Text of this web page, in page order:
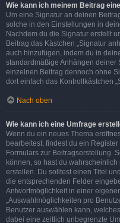
Wie kann ich meinem Beitrag
Um eine Signatur an deinen
solche in den Einstellungen in
Nachdem du die Signatur erstellt
Beitrag das Kästchen „Signatur
auch hinzufügen, indem du in
standardmäßige Anhängen deiner
einzelnen Beitrag dennoch ohne
dort einfach das Kontrollkästchen
Nach oben
Wie kann ich eine Umfrage
Wenn du ein neues Thema
bearbeitest, findest du ein
Formulars zur Beitragserstellung.
können, so hast du
erstellen. Du solltest einen Titel
die entsprechenden Felder
Antwortmöglichkeit in einer
„Auswahlmöglichkeiten pro
Benutzer auswählen kann,
dabei eine zeitlich unbegrenzte